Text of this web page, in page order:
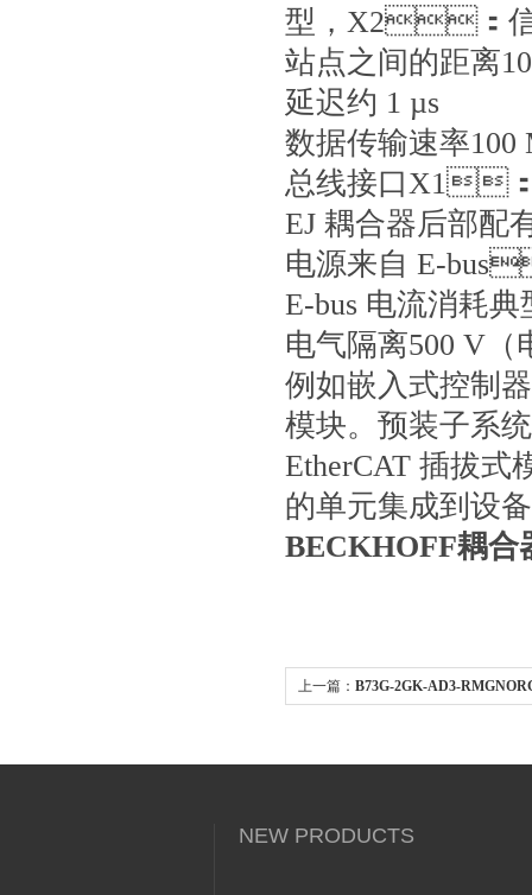
型，X2
站点之间的距离
延迟约 1 µs
数据传输速率100
总线接口X1
EJ 耦合器后部配
电源来自 E-
E-bus 电流消耗典
电气隔离500 V（
例如嵌入式控制
模块。预装子
EtherCAT 插拔式
的单元集成到设备中
BECKHOFF耦合
上一篇： B73G-2GK-AD3-
NEW PRODUCTS